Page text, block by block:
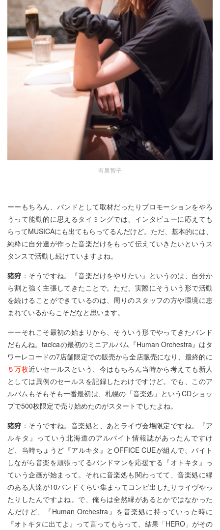
有泉智子
ーーもちろん、バンドとして取材だったりプロモーションをやろ
うって能動的に思えるタイミングでは、インタビューに応えても
らってMUSICAにも出てもらってるんだけど。ただ、基本的には、
純粋に自分達が作った音楽だけをもって伝えていきたいというス
タンスで活動し続けていますよね。
猪狩 ：そうですね。『音楽だけをやりたい』というのは、自分か
ら割と強く主張してきたことで。ただ、実際にそういう形で活動
を続けることができているのは、周りのスタッフの方や環境に恵
まれているからこそだなと思います。
ーーそれこそ最初の始まりから、そういう形でやってきたバンド
だもんね。tacicaの最初のミニアルバム『Human Orchestra』はタ
ワーレコードの7店舗限定での販売から全店販売になり、最終的に
５万枚近いセールスという、今はもちろん当時から考えても新人
としては異例のセールスを記録したわけですけど。でも、このア
ルバムもそもそも一番最初は、札幌の「音楽処」というCDショッ
プで500枚限定で売り始めたのがスタートでしたよね。
猪狩 ：そうですね。音楽処と、あとライヴ会場限定ですね。『ア
ルキタ』っていう北海道のアルバイト情報誌があったんですけ
ど、当時ちょうど『アルキタ』とOFFICE CUEが組んで、バイト
しながら音楽を頑張ってるバンドマンを応援する『オトキタ』っ
ていう企画が始まって。それに音楽処も関わってて、音楽処に縁
のある人達が10バンドくらい集まってコンピ出したりライヴやっ
たりしたんですよね。で、俺らは全然縁があるとかではなかった
んだけど、『Human Orchestra』を音楽処に持っていった時に
『オトキタに出てよ』って言ってもらって、結果「HERO」がその